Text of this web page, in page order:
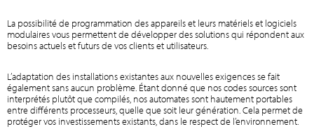
La possibilité de programmation des appareils et leurs matériels et logiciels
modulaires vous permettent de développer des solutions qui répondent aux
besoins actuels et futurs de vos clients et utilisateurs.
L’adaptation des installations existantes aux nouvelles exigences se fait
également sans aucun problème. Étant donné que nos codes sources sont
interprétés plutôt que compilés, nos automates sont hautement portables
entre différents processeurs, quelle que soit leur génération. Cela permet de
protéger vos investissements existants, dans le respect de l’environnement.